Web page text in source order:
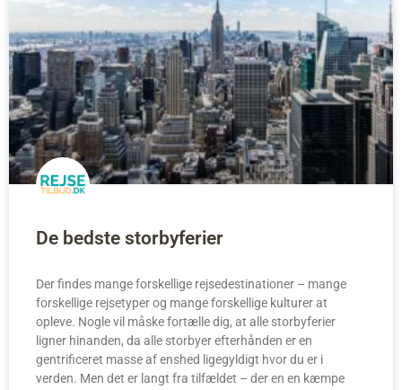
De bedste storbyferier
Der findes mange forskellige rejsedestinationer – mange
forskellige rejsetyper og mange forskellige kulturer at
opleve. Nogle vil måske fortælle dig, at alle storbyferier
ligner hinanden, da alle storbyer efterhånden er en
gentrificeret masse af enshed ligegyldigt hvor du er i
verden. Men det er langt fra tilfældet – der en en kæmpe